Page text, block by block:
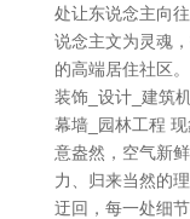
处让东说念主向
说念主文为灵魂
的高端居住社区
装饰_设计_建筑
幕墙_园林工程
意盎然，空气新
力、归来当然的
迂回，每一处细